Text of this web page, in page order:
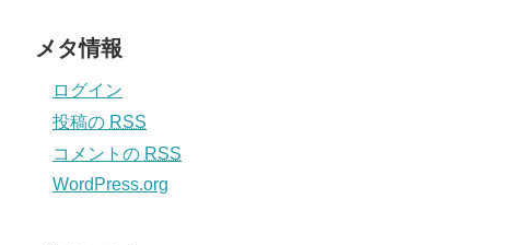
メタ情報
ログイン
投稿の RSS
コメントの RSS
WordPress.org